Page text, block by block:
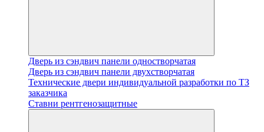
Дверь из сэндвич панели одностворчатая
Дверь из сэндвич панели двухстворчатая
Технические двери индивидуальной разработки по ТЗ
заказчика
Ставни рентгенозащитные